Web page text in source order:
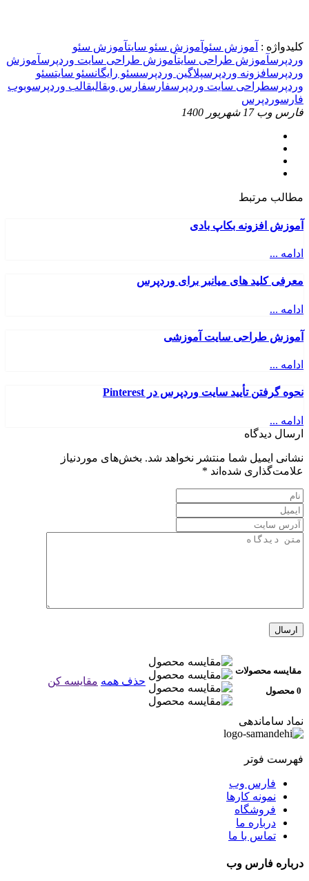
کلیدواژه : آموزش سئو آموزش سئو سایتآموزش سئو
وردپرسآموزش طراحی سایتآموزش طراحی سایت وردپرسآموزش
وردپرسافزونه وردپرسپلاگین وردپرسسئو رایگانسئو سایتسئو
وردپرسطراحی سایت وردپرسفارسفارس وبقالبقالب وردپرسوبوب
فارسوردپرس
فارس وب 17 شهریور 1400
مطالب مرتبط
آموزش افزونه بکاپ بادی
ادامه ...
معرفی کلید های میانبر برای وردپرس
ادامه ...
آموزش طراحی سایت آموزشی
ادامه ...
نحوه گرفتن تأیید سایت وردپرس در Pinterest
ادامه ...
ارسال دیدگاه
نشانی ایمیل شما منتشر نخواهد شد. بخش‌های موردنیاز
علامت‌گذاری شده‌اند *
مقایسه محصولات
0 محصول
حذف همه مقایسه کن
نماد ساماندهی
فهرست فوتر
فارس وب
نمونه کارها
فروشگاه
درباره ما
تماس با ما
درباره فارس وب